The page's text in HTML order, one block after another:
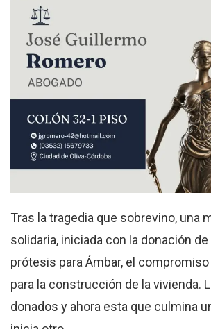
Tras la tragedia que sobrevino, una
solidaria, iniciada con la donación
prótesis para Ámbar, el
para la construcción de la vivienda.
donados y ahora esta que culmina